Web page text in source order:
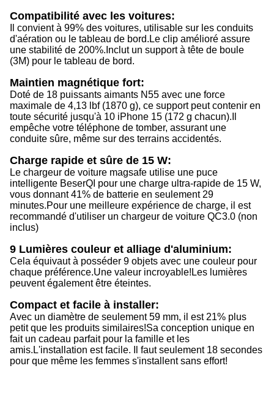
Compatibilité avec les voitures:
Il convient à 99% des voitures, utilisable sur les conduits
d'aération ou le tableau de bord. Le clip amélioré assure
une stabilité de 200%. Inclut un support à tête de boule
(3M) pour le tableau de bord.
Maintien magnétique fort:
Doté de 18 puissants aimants N55 avec une force
maximale de 4,13 lbf (1870 g), ce support peut contenir en
toute sécurité jusqu'à 10 iPhone 15 (172 g chacun).
empêche votre téléphone de tomber, assurant une
conduite sûre, même sur des terrains accidentés.
Charge rapide et sûre de 15 W:
Le chargeur de voiture magsafe utilise une puce
intelligente BeserQI pour une charge ultra-rapide de 15 W,
vous donnant 41% de batterie en seulement 29
minutes.Pour une meilleure expérience de charge, il est
recommandé d'utiliser un chargeur de voiture QC3.0 (non
inclus)
9 Lumières couleur et alliage d'aluminium:
Cela équivaut à posséder 9 objets avec une couleur pour
chaque préférence.Une valeur incroyable! Les lumières
peuvent également être éteintes.
Compact et facile à installer:
Avec un diamètre de seulement 59 mm, il est 21% plus
petit que les produits similaires!Sa conception unique en
fait un cadeau parfait pour la famille et les
amis. L'installation est facile. Il faut seulement 18 secondes
pour que même les femmes s'installent sans effort!